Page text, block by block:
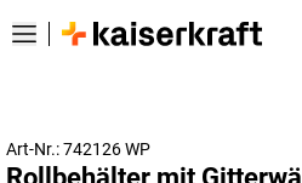
Art-Nr.: 742126 WP